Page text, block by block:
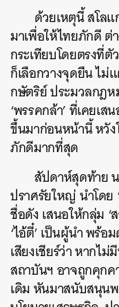
ด้วยเหตุนี้ สโล
มาเพื่อให้ไทยภักดี ต่
กระเทียบโดยตรงที่ตัว
ก็เลือกวางจุดยืน ไ
กษัตริย์ ประมวลกฎ
‘พรรคกล้า’ที่เคยเสน
ขึ้นมาก่อนหน้านี้ หวั
ภักดีมากที่สุด
สัปดาห์สุดท้าย
ปราศรัยใหญ่ นำโดย
ชื่อดัง เสนอให้กลุ่ม ‘
‘ไอ้ตี๋’เป็นผู้นำ พร้อ
เสียงเชียร์ว่า หากไ
สถาบันฯ อาจถูกคุก
เดิม หันมาสนับสนุน